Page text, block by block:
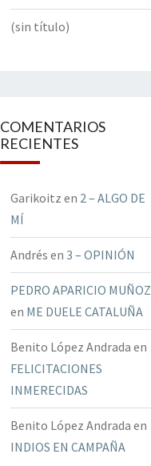
(sin título)
COMENTARIOS
RECIENTES
Garikoitz en 2 – ALGO DE
MÍ
Andrés en 3 – OPINIÓN
PEDRO APARICIO MUÑOZ
en ME DUELE CATALUÑA
Benito López Andrada en
FELICITACIONES
INMERECIDAS
Benito López Andrada en
INDIOS EN CAMPAÑA